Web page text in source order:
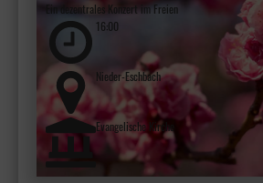
Ein dezentrales Konzert im Freien
16:00
Nieder-Eschbach
Evangelische Kirche